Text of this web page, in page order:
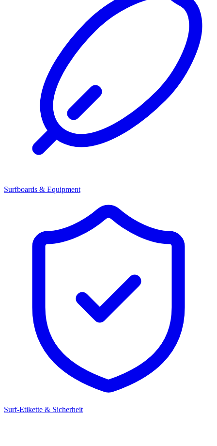
Surfboards & Equipment
Surf-Etikette & Sicherheit